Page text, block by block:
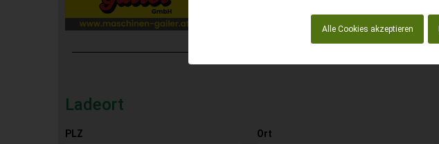
Alle Cookies akzeptieren
Ladeort
PLZ Ort